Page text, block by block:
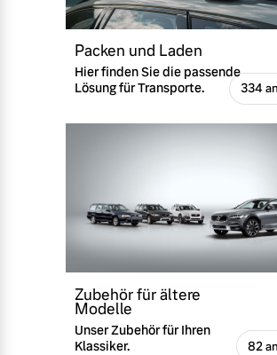
Packen und Laden
Hier finden Sie die passende
Lösung für Transporte.
334
Zubehör für ältere
Modelle
Unser Zubehör für Ihren
Klassiker.
82